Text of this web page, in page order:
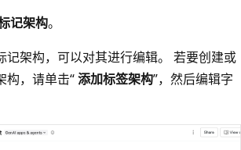
记架构。
记架构，可以对其进行编辑。 若要创建或
构，请单击“添加标签架构”，然后编辑字